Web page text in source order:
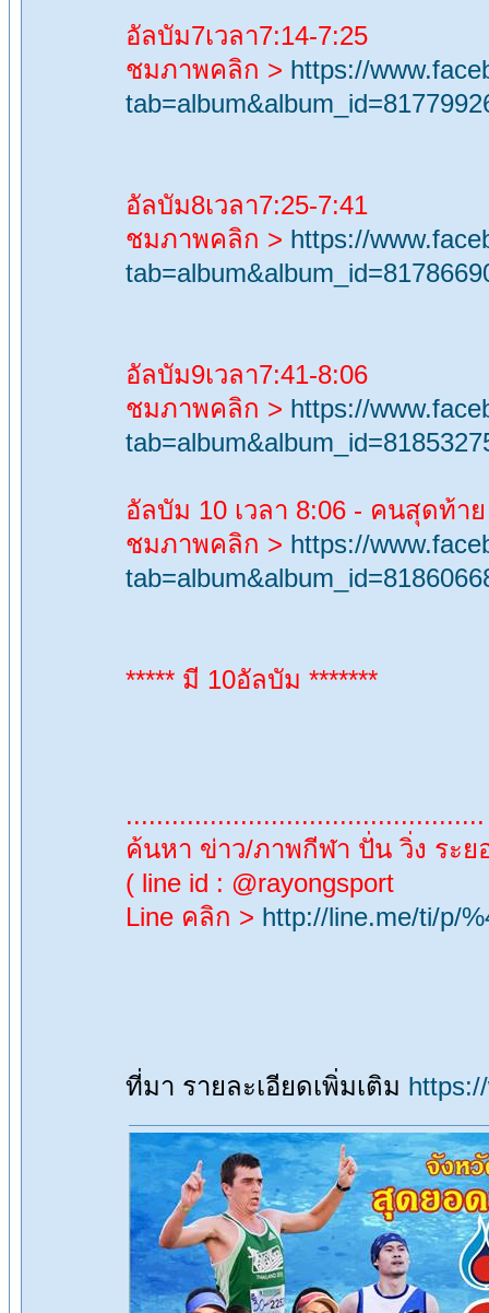
อัลบัม7เวลา7:14-7:25
ชมภาพคลิก > https://
อัลบัม8เวลา7:25-7:41
ชมภาพคลิก > https://
อัลบัม9เวลา7:41-8:06
ชมภาพคลิก > https://
อัลบัม 10 เวลา 8:06 - คนสุดท้าย
ชมภาพคลิก > https://
***** มี 10อัลบัม *******
...............................................
ค้นหา ข่าว/ภาพกีฬา ปั่น วิ่ง ระ
( line id : @rayongsport
Line คลิก > http://line.me/ti/p/
ที่มา รายละเอียดเพิ่มเติม